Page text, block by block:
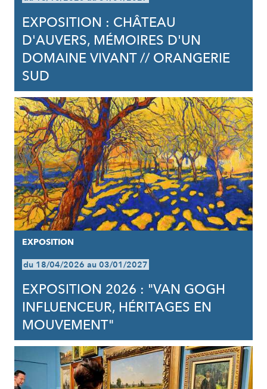
EXPOSITION : CHÂTEAU
D'AUVERS, MÉMOIRES D'UN
DOMAINE VIVANT // ORANGERIE
SUD
EXPOSITION
du 18/04/2026 au 03/01/2027
EXPOSITION 2026 : "VAN GOGH
INFLUENCEUR, HÉRITAGES EN
MOUVEMENT"